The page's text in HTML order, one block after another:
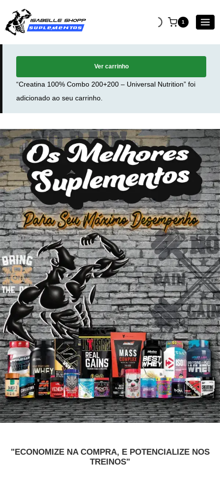
1
“Creatina 100% Combo 200+200 – Universal Nutrition” foi
adicionado ao seu carrinho.
Ver carrinho
"ECONOMIZE NA COMPRA, E POTENCIALIZE NOS
TREINOS"